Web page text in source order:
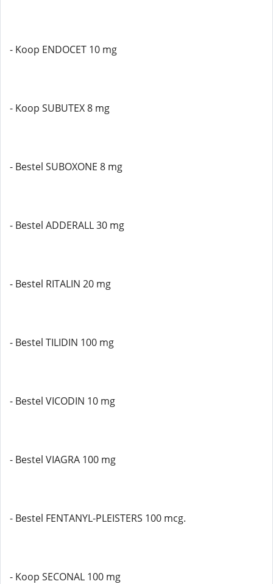
- Koop ENDOCET 10 mg
- Koop SUBUTEX 8 mg
- Bestel SUBOXONE 8 mg
- Bestel ADDERALL 30 mg
- Bestel RITALIN 20 mg
- Bestel TILIDIN 100 mg
- Bestel VICODIN 10 mg
- Bestel VIAGRA 100 mg
- Bestel FENTANYL-PLEISTERS 100 mcg.
- Koop SECONAL 100 mg